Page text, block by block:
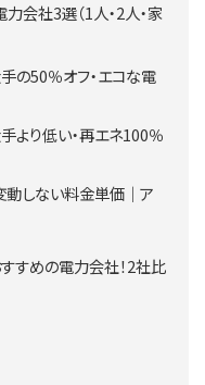
会社3選（1人・2人・家
の50％オフ・エコな電
より低い・再エネ100％
動しない料金単価｜ア
すめの電力会社！2社比